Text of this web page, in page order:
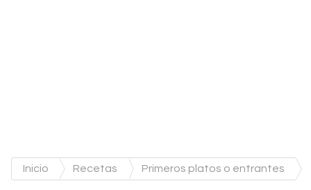
Inicio Recetas Primeros platos o entrantes